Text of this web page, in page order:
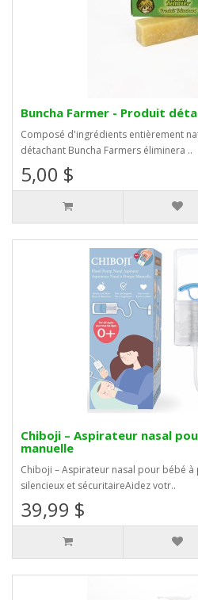
Buncha Farmer - Produit
Composé d'ingrédients entièrement
détachant Buncha Farmers éliminera ..
5,00 $
Chiboji – Aspirateur nasal
manuelle
Chiboji – Aspirateur nasal pour bébé
silencieux et sécuritaireAidez votr..
39,99 $